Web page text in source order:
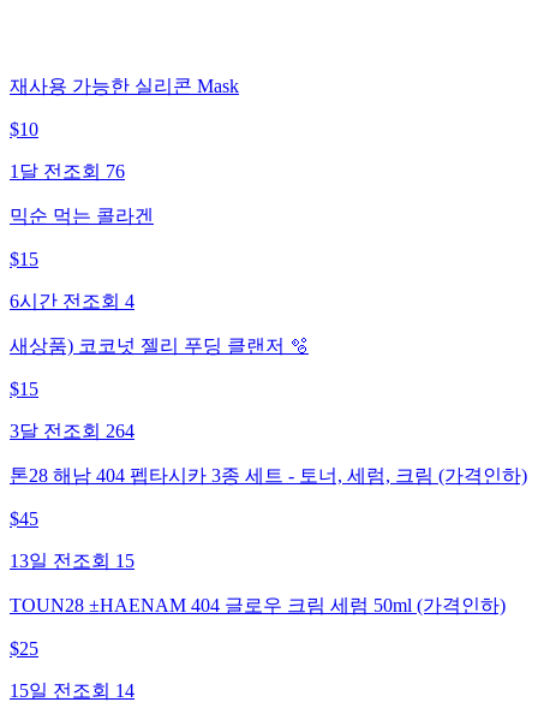
재사용 가능한 실리콘 Mask
$10
1달 전 조회 76
믹순 먹는 콜라겐
$15
6시간 전 조회 4
새상품) 코코넛 젤리 푸딩 클랜저 🫧
$15
3달 전 조회 264
톤28 해남 404 펩타시카 3종 세트 - 토너, 세럼, 크림 (가격인하)
$45
13일 전 조회 15
TOUN28 ±HAENAM 404 글로우 크림 세럼 50ml (가격인하)
$25
15일 전 조회 14